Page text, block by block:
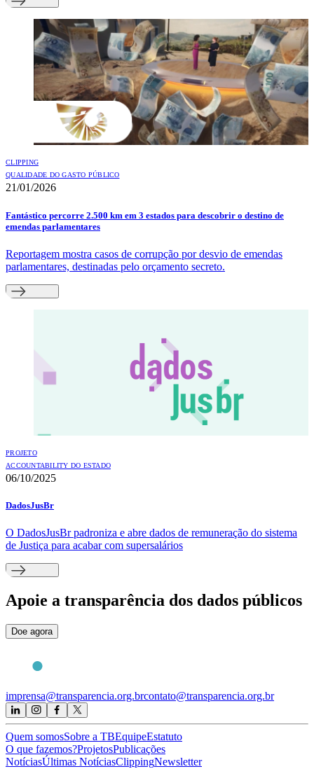
CLIPPING
QUALIDADE DO GASTO PÚBLICO
21/01/2026
Fantástico percorre 2.500 km em 3 estados para descobrir o destino de
emendas parlamentares
Reportagem mostra casos de corrupção por desvio de emendas
parlamentares, destinadas pelo orçamento secreto.
PROJETO
ACCOUNTABILITY DO ESTADO
06/10/2025
DadosJusBr
O DadosJusBr padroniza e abre dados de remuneração do sistema
de Justiça para acabar com supersalários
Apoie a transparência dos dados públicos
Doe agora
imprensa@transparencia.org.brcontato@transparencia.org.br
Quem somosSobre a TBEquipeEstatuto
O que fazemos?ProjetosPublicações
NotíciasÚltimas NotíciasClippingNewsletter